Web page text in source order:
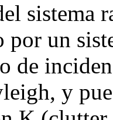
sistema
por un
de
y